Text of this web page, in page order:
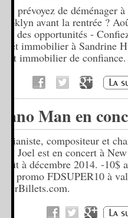
Vous prévoyez de déménager à
Brooklyn avant la rentrée ?
mois des opportunités -
projet immobilier à Sandrine
agent immobilier de confiance.
Piano Man en
Le pianiste, compositeur et
Billy Joel est en concert à
d'août à décembre 2014. -10$
code promo FDSUPER10 à
SuperBillets.com.